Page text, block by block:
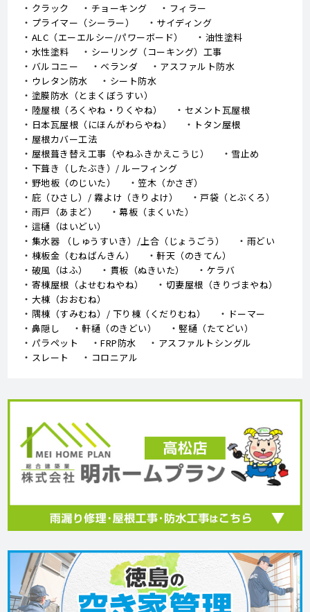
クラック チョーキング
フィラー
プライマー（シーラー）
サイディング
ALC（エーエルシー/パワーボード）
油性塗料
水性塗料
シーリング（コーキング）工事
バルコニー
ベランダ
アスファルト防水
ウレタン防水
シート防水
塗膜防水（とまくぼうすい）
陸屋根（ろくやね・りくやね）
セメント瓦屋根
日本瓦屋根（にほんがわらやね）
トタン屋根
屋根カバー工法
屋根葺き替え工事（やねふきかえこうじ）
雪止め
下葺き（したぶき）/ ルーフィング
野地板（のじいた）
笠木（かさぎ）
庇（ひさし）/ 霧よけ（きりよけ）
戸袋（とぶくろ）
雨戸（あまど）
幕板（まくいた）
這樋（はいどい）
集水器 （しゅうすいき）/上合（じょうごう）
雨どい
棟板金（むねばんきん）
軒天（のきてん）
破風（はふ）
貫板（ぬきいた）
ケラバ
寄棟屋根（よせむねやね）
切妻屋根（きりづまやね）
大棟（おおむね）
隅棟（すみむね）/ 下り棟（くだりむね）
ドーマー
鼻隠し
軒樋（のきどい）
竪樋（たてどい）
パラペット
FRP防水
アスファルトシングル
スレート
コロニアル